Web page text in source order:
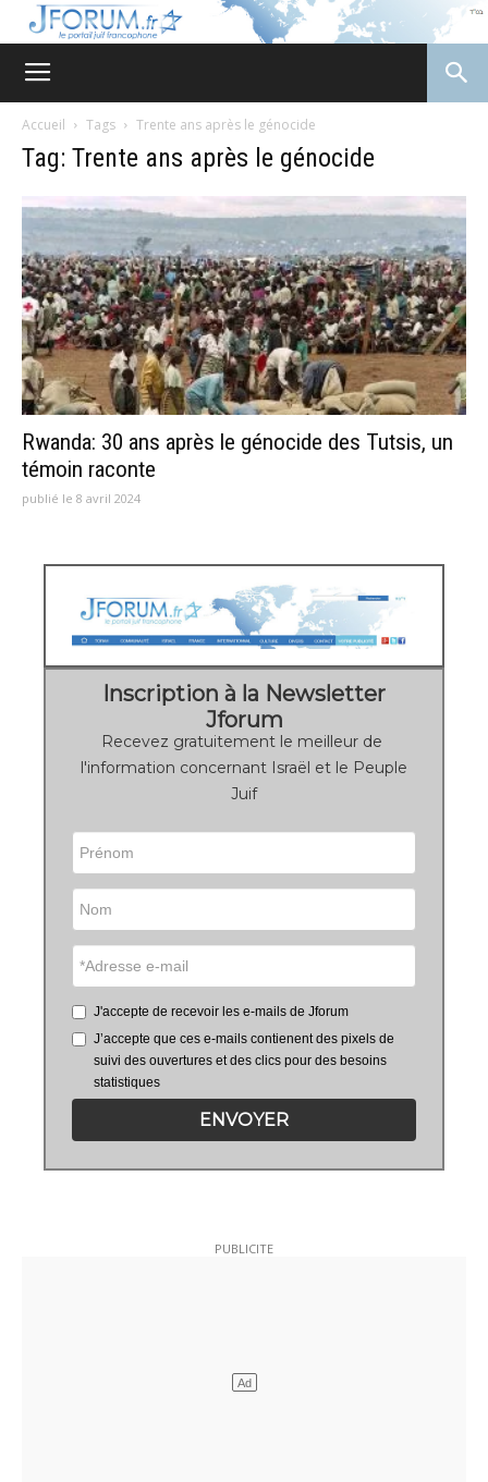
Accueil Tags Trente ans après le génocide
Tag: Trente ans après le génocide
Rwanda: 30 ans après le génocide des Tutsis, un
témoin raconte
publié le 8 avril 2024
Inscription à la Newsletter
Jforum
Recevez gratuitement le meilleur de
l'information concernant Israël et le Peuple
Juif
J'accepte de recevoir les e-mails de Jforum
J’accepte que ces e-mails contienent des pixels de
suivi des ouvertures et des clics pour des besoins
statistiques
ENVOYER